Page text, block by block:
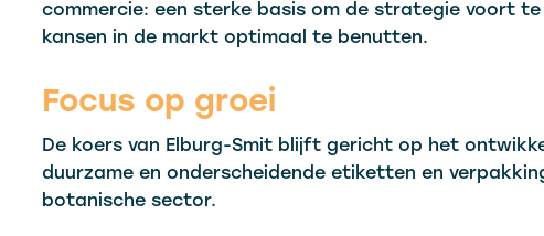
commercie: een sterke basis om de strategie voort
kansen in de markt optimaal te benutten.
Focus op groei
De koers van Elburg-Smit blijft gericht op het
duurzame en onderscheidende etiketten en
botanische sector.